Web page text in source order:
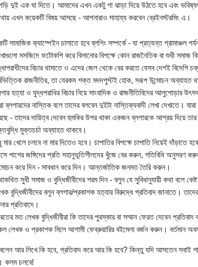
দুই এক ঘা দিতে। আমাদের এখন একটু গা ঝাড়া দিয়ে উঠতে হবে এবং
এখন কয়েকটি বিষয় আসছে - আপনারাও সাহায্য করবেন ব্রেইনস্টরমিং এ।
সামাজিক ক্যাম্পেইন চালাতে হবে ব্লগিং সম্পর্কে - যা প্রত্যন্ত গ্রামাঞ্চল
মসজিদে ফটোকপি করে বিলানোর বিপক্ষে কোন রাজনৈতিক বা শুধী সমাজ
বিচার থামাতে ও এদের জেল থেকে বের করতে যেসব দেশই বিদেশি
রাজনীতির, তা যেরকম শক্ত মদদপুস্টই হোক, সরূপ উন্মোচন অব্যাহত
হত্যা ও যুদ্ধপরাধির বিচার নিয়ে সাংবাদিক ও রাজনীতিবিদের আলুপোড়ার
ব্লগারদের নাস্তিক বলে তাদের বলবেন দুইটা নাস্তিক্যবাদী লেখা দেখাতে।
- তাদের দায়িত্ব দেবেন হুমকির উপর থাকা একজন ব্লগারকে আশ্রয় দিয়ে তার
মুক্তচর্চা অব্যাহত থাকবে।
মার খেলে চলবে না মার দিতেও হবে। চাপাতির বিপক্ষে চাপাতি নিয়েই
পাশের জঙ্গিদের প্রতি সহানুভূতিশীলদের খুঁজে বের করুন, গতিবিধি অনুসরণ
করে দিন - সাবধান করে দিন। আন্তর্জাতিক জনমত তৈরি করুন।
সুধী সমাজ ও বুদ্ধিজীবীদের শরম দিন - বলুন যে সুবিধানুযায়ী কথা বলে
বুদ্ধিজীবীদের বলুন ব্লগার/প্রকাশক হত্যার বিরুদ্ধে প্রতিবাদ জানাতে।
প্রতিবাদে।
মত লেখক বুদ্ধিজীবীরা কি তাদের পুরস্কার বা সম্মান ফেরত দেবেন প্রতিবাদ
লেখক ও প্রকাশক মিলে আগামী ফেব্রুয়ারির বইমেলা বর্জন করুন। বর্তমান
আর লিখে কি হবে, প্রতিবাদ করে আর কি হবে? কিন্তু যদি আসতেন সবাই
কলম চলবে!